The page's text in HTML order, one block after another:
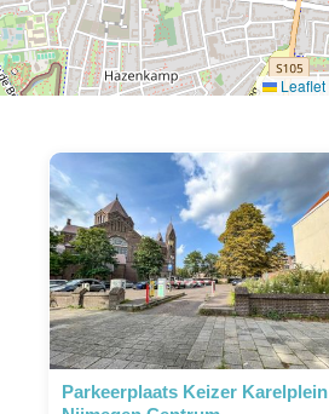
Leaflet
Parkeerplaats Keizer Karelplein